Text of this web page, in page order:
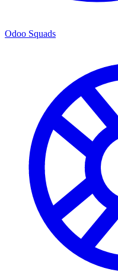
Odoo Squads